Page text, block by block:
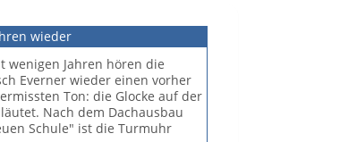
für ein Buch zu
Monika Olma hat dafür
Tisch voll verschiedener
Kinderbücher vorgestellt mit
für die jüngsten Leseanfänger
wieder
wenigen Jahren hören die
Everner wieder einen vorher
Ton: die Glocke auf der
Nach dem Dachausbau
Schule" ist die Turmuhr